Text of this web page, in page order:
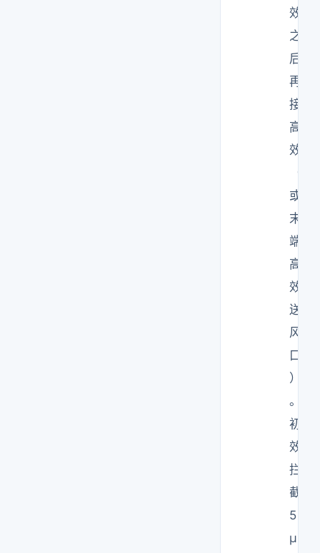
效
之
后
再
接
高
效
（
或
末
端
高
效
送
风
口
）
。
初
效
拦
截
5
μ